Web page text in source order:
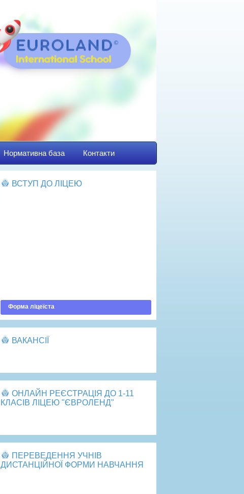
Нормативна база Контакти
ВСТУП ДО ЛІЦЕЮ
Форма ліцеїста
ВАКАНСІЇ
ОНЛАЙН РЕЄСТРАЦІЯ ДО 1-11
КЛАСІВ ЛІЦЕЮ "ЄВРОЛЕНД"
ПЕРЕВЕДЕННЯ УЧНІВ
ДИСТАНЦІЙНОЇ ФОРМИ НАВЧАННЯ